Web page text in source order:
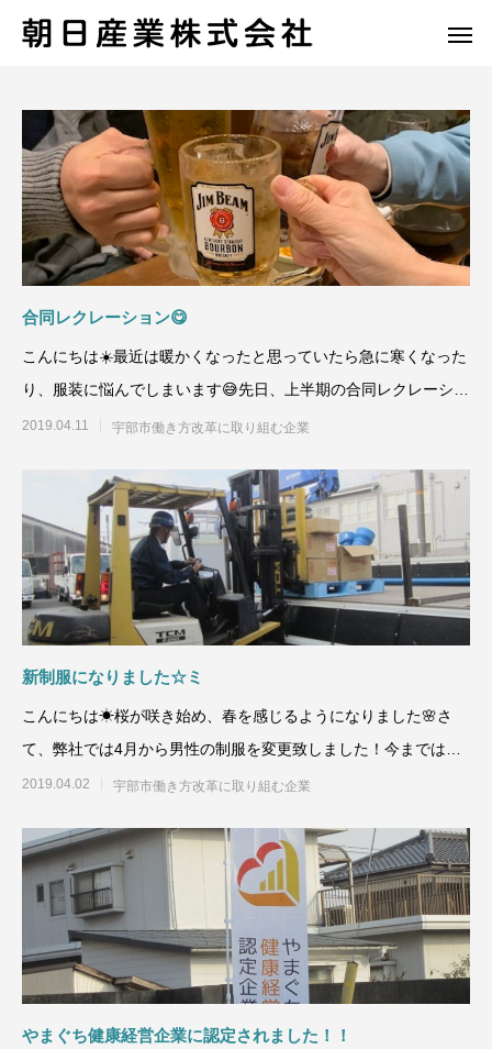
合同レクレーション😋
こんにちは☀️最近は暖かくなったと思っていたら急に寒くなった
り、服装に悩んでしまいます😅先日、上半期の合同レクレーショ
ンに参加してきました
2019.04.11 宇部市働き方改革に取り組む企業
新制服になりました☆ミ
こんにちは☀桜が咲き始め、春を感じるようになりました🌸さ
て、弊社では4月から男性の制服を変更致しました！今までは、
各部門ばらばら
2019.04.02 宇部市働き方改革に取り組む企業
やまぐち健康経営企業に認定されました！！